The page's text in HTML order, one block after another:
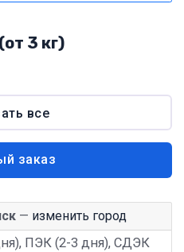
3 кг)
все
заказ
— изменить город
ПЭК (2-3 дня), СДЭК